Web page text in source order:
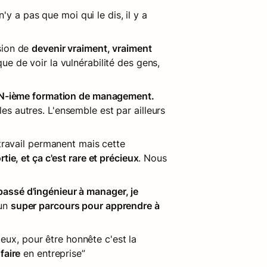
a pas que moi qui le dis, il y a
de devenir vraiment, vraiment
de voir la vulnérabilité des gens,
ième formation de management.
autres. L'ensemble est par ailleurs
permanent mais cette
et ça c'est rare et précieux. Nous
d'ingénieur à manager, je
super parcours pour apprendre à
en entreprise”